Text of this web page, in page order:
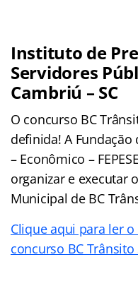
Instituto de
Servidores
Cambriú – SC
O concurso BC
definida! A Fundação
– Econômico –
organizar e executar
Municipal de BC
Clique aqui para ler
concurso BC Trânsito